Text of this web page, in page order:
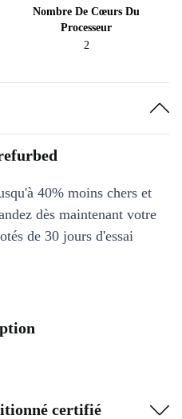
Nombre De Cœurs Du
Processeur
2
40% moins chers et
dès maintenant votre
de 30 jours d'essai
certifié